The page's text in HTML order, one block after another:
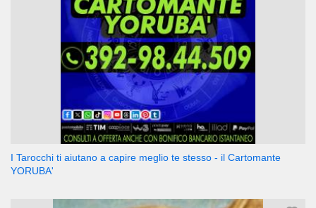
I Tarocchi ti aiutano a capire meglio te stesso - il Cartomante
YORUBA'